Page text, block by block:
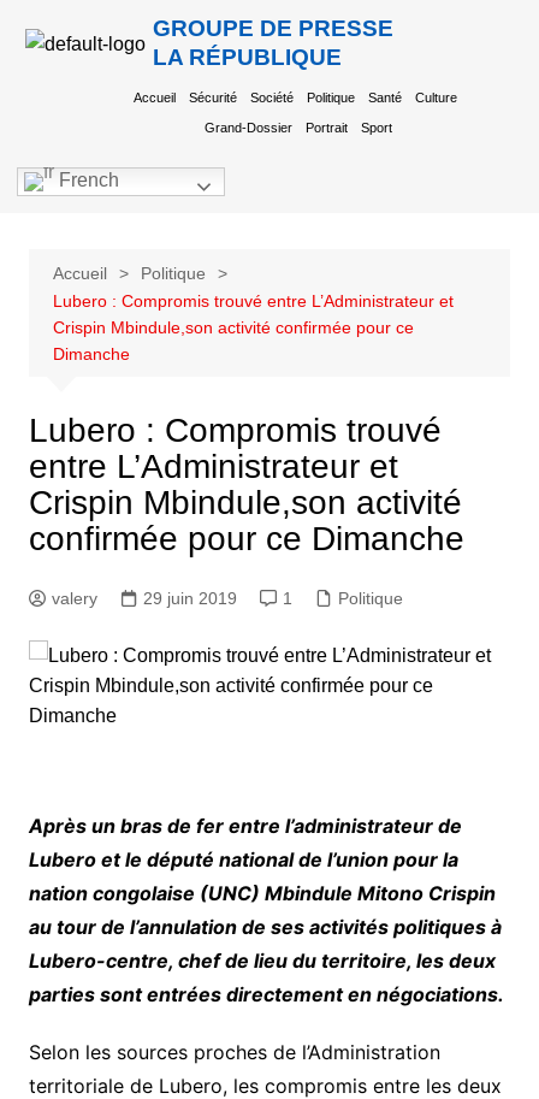
GROUPE DE PRESSE
LA RÉPUBLIQUE
Accueil Sécurité Société Politique Santé Culture
Grand-Dossier Portrait Sport
French
Accueil
Politique
Lubero : Compromis trouvé entre L’Administrateur et
Crispin Mbindule,son activité confirmée pour ce
Dimanche
Lubero : Compromis trouvé
entre L’Administrateur et
Crispin Mbindule,son activité
confirmée pour ce Dimanche
valery 29 juin 2019 1 Politique
Après un bras de fer entre l’administrateur de
Lubero et le député national de l’union pour la
nation congolaise (UNC) Mbindule Mitono Crispin
au tour de l’annulation de ses activités politiques à
Lubero-centre, chef de lieu du territoire, les deux
parties sont entrées directement en négociations.
Selon les sources proches de l’Administration
territoriale de Lubero, les compromis entre les deux